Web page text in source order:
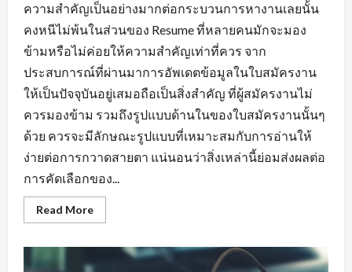
ความสำคัญเป็นอย่างมากต่อกระบวนการหางานเลยนั้น
คงหนีไม่พ้นในส่วนของ Resume ที่หลายคนมักจะมอง
ข้ามหรือไม่ค่อยให้ความสำคัญเท่าที่ควร จาก
ประสบการณ์ที่ผ่านมาการอัพเดตข้อมูลในใบสมัครงาน
ให้เป็นปัจจุบันอยู่เสมอถือเป็นสิ่งสำคัญ ที่ผู้สมัครงานไม่
ควรมองข้าม รวมถึงรูปแบบด้านในของใบสมัครงานนั้นๆ
ด้วย ควรจะมีลักษณะรูปแบบที่เหมาะสมกับการอ่านให้
ง่ายต่อการกวาดสายตา แน่นอนว่าสิ่งเหล่านี้ย่อมส่งผลต่อ
การคัดเลือกของ...
Read MoreRead
more
ที่